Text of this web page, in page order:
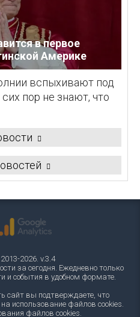
в первое
Америке
вспыхивают под
пор не знают, что
2026. v.3.4
за сегодня. Ежедневно только
и события в удобном формате.
сайт вы подтверждаете, что
использование файлов cookies.
файлов cookies.